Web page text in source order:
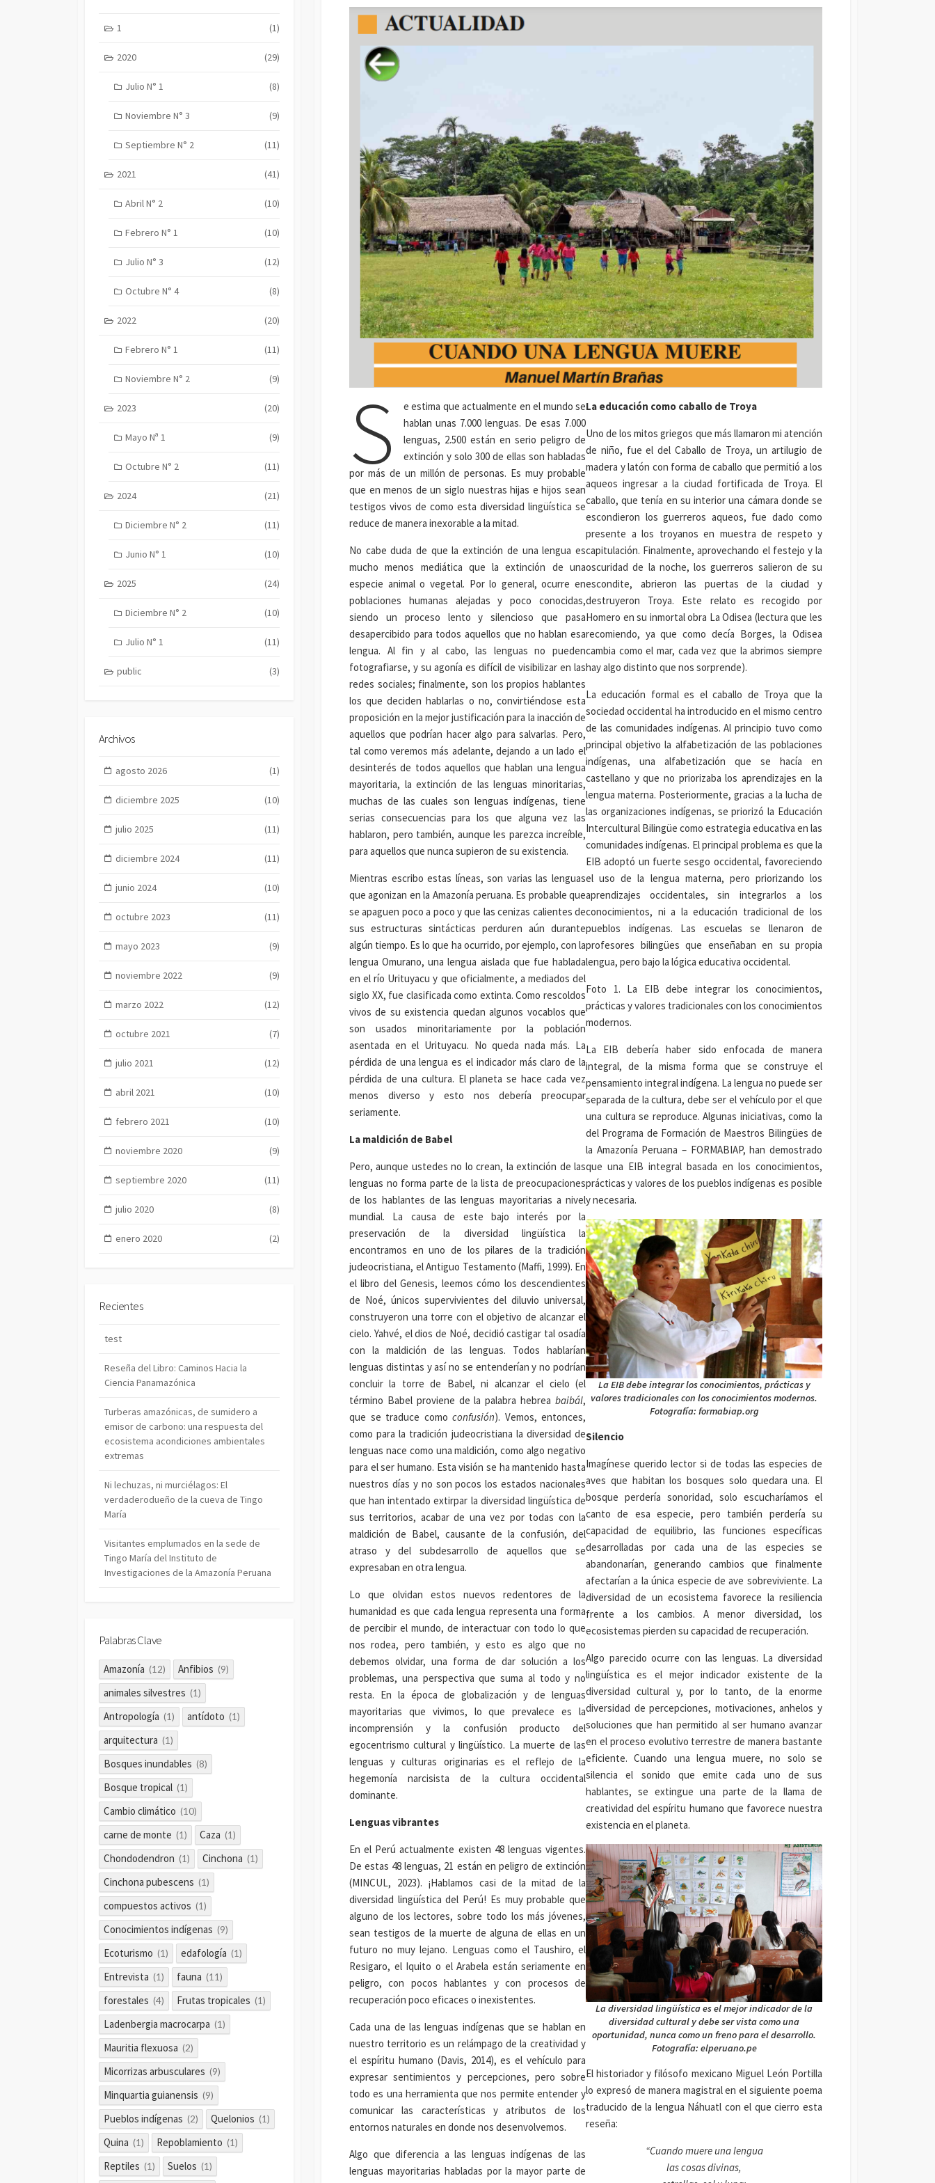
S
e estima que actualmente en el mundo se
hablan unas 7.000 lenguas. De esas 7.000
lenguas, 2.500 están en serio peligro de
extinción y solo 300 de ellas son habladas
por más de un millón de personas. Es muy probable
que en menos de un siglo nuestras hijas e hijos sean
testigos vivos de como esta diversidad lingüística se
reduce de manera inexorable a la mitad.
No cabe duda de que la extinción de una lengua es
mucho menos mediática que la extinción de una
especie animal o vegetal. Por lo general, ocurre en
poblaciones humanas alejadas y poco conocidas,
siendo un proceso lento y silencioso que pasa
desapercibido para todos aquellos que no hablan esa
lengua. Al fin y al cabo, las lenguas no pueden
fotografiarse, y su agonía es difícil de visibilizar en las
redes sociales; finalmente, son los propios hablantes
los que deciden hablarlas o no, convirtiéndose esta
proposición en la mejor justificación para la inacción de
aquellos que podrían hacer algo para salvarlas. Pero,
tal como veremos más adelante, dejando a un lado el
desinterés de todos aquellos que hablan una lengua
mayoritaria, la extinción de las lenguas minoritarias,
muchas de las cuales son lenguas indígenas, tiene
serias consecuencias para los que alguna vez las
hablaron, pero también, aunque les parezca increíble,
para aquellos que nunca supieron de su existencia.
Mientras escribo estas líneas, son varias las lenguas
que agonizan en la Amazonía peruana. Es probable que
se apaguen poco a poco y que las cenizas calientes de
sus estructuras sintácticas perduren aún durante
algún tiempo. Es lo que ha ocurrido, por ejemplo, con la
lengua Omurano, una lengua aislada que fue hablada
en el río Urituyacu y que oficialmente, a mediados del
siglo XX, fue clasificada como extinta. Como rescoldos
vivos de su existencia quedan algunos vocablos que
son usados minoritariamente por la población
asentada en el Urituyacu. No queda nada más. La
pérdida de una lengua es el indicador más claro de la
pérdida de una cultura. El planeta se hace cada vez
menos diverso y esto nos debería preocupar
seriamente.
La maldición de Babel
Pero, aunque ustedes no lo crean, la extinción de las
lenguas no forma parte de la lista de preocupaciones
de los hablantes de las lenguas mayoritarias a nivel
mundial. La causa de este bajo interés por la
preservación de la diversidad lingüística la
encontramos en uno de los pilares de la tradición
judeocristiana, el Antiguo Testamento (Maffi, 1999). En
el libro del Genesis, leemos cómo los descendientes
de Noé, únicos supervivientes del diluvio universal,
construyeron una torre con el objetivo de alcanzar el
cielo. Yahvé, el dios de Noé, decidió castigar tal osadía
con la maldición de las lenguas. Todos hablarían
lenguas distintas y así no se entenderían y no podrían
concluir la torre de Babel, ni alcanzar el cielo (el
término Babel proviene de la palabra hebrea baibál,
que se traduce como confusión). Vemos, entonces,
como para la tradición judeocristiana la diversidad de
lenguas nace como una maldición, como algo negativo
para el ser humano. Esta visión se ha mantenido hasta
nuestros días y no son pocos los estados nacionales
que han intentado extirpar la diversidad lingüística de
sus territorios, acabar de una vez por todas con la
maldición de Babel, causante de la confusión, del
atraso y del subdesarrollo de aquellos que se
expresaban en otra lengua.
Lo que olvidan estos nuevos redentores de la
humanidad es que cada lengua representa una forma
de percibir el mundo, de interactuar con todo lo que
nos rodea, pero también, y esto es algo que no
debemos olvidar, una forma de dar solución a los
problemas, una perspectiva que suma al todo y no
resta. En la época de globalización y de lenguas
mayoritarias que vivimos, lo que prevalece es la
incomprensión y la confusión producto del
egocentrismo cultural y lingüístico. La muerte de las
lenguas y culturas originarias es el reflejo de la
hegemonía narcisista de la cultura occidental
dominante.
Lenguas vibrantes
En el Perú actualmente existen 48 lenguas vigentes.
De estas 48 lenguas, 21 están en peligro de extinción
(MINCUL, 2023). ¡Hablamos casi de la mitad de la
diversidad lingüística del Perú! Es muy probable que
alguno de los lectores, sobre todo los más jóvenes,
sean testigos de la muerte de alguna de ellas en un
futuro no muy lejano. Lenguas como el Taushiro, el
Resigaro, el Iquito o el Arabela están seriamente en
peligro, con pocos hablantes y con procesos de
recuperación poco eficaces o inexistentes.
Cada una de las lenguas indígenas que se hablan en
nuestro territorio es un relámpago de la creatividad y
el espíritu humano (Davis, 2014), es el vehículo para
expresar sentimientos y percepciones, pero sobre
todo es una herramienta que nos permite entender y
comunicar las características y atributos de los
entornos naturales en donde nos desenvolvemos.
Algo que diferencia a las lenguas indígenas de las
lenguas mayoritarias habladas por la mayor parte de
La educación como caballo de Troya
Uno de los mitos griegos que más llamaron mi atención
de niño, fue el del Caballo de Troya, un artilugio de
madera y latón con forma de caballo que permitió a los
aqueos ingresar a la ciudad fortificada de Troya. El
caballo, que tenía en su interior una cámara donde se
escondieron los guerreros aqueos, fue dado como
presente a los troyanos en muestra de respeto y
capitulación. Finalmente, aprovechando el festejo y la
oscuridad de la noche, los guerreros salieron de su
escondite, abrieron las puertas de la ciudad y
destruyeron Troya. Este relato es recogido por
Homero en su inmortal obra La Odisea (lectura que les
recomiendo, ya que como decía Borges, la Odisea
cambia como el mar, cada vez que la abrimos siempre
hay algo distinto que nos sorprende).
La educación formal es el caballo de Troya que la
sociedad occidental ha introducido en el mismo centro
de las comunidades indígenas. Al principio tuvo como
principal objetivo la alfabetización de las poblaciones
indígenas, una alfabetización que se hacía en
castellano y que no priorizaba los aprendizajes en la
lengua materna. Posteriormente, gracias a la lucha de
las organizaciones indígenas, se priorizó la Educación
Intercultural Bilingüe como estrategia educativa en las
comunidades indígenas. El principal problema es que la
EIB adoptó un fuerte sesgo occidental, favoreciendo
el uso de la lengua materna, pero priorizando los
aprendizajes occidentales, sin integrarlos a los
conocimientos, ni a la educación tradicional de los
pueblos indígenas. Las escuelas se llenaron de
profesores bilingües que enseñaban en su propia
lengua, pero bajo la lógica educativa occidental.
Foto 1. La EIB debe integrar los conocimientos,
prácticas y valores tradicionales con los conocimientos
modernos.
La EIB debería haber sido enfocada de manera
integral, de la misma forma que se construye el
pensamiento integral indígena. La lengua no puede ser
separada de la cultura, debe ser el vehículo por el que
una cultura se reproduce. Algunas iniciativas, como la
del Programa de Formación de Maestros Bilingües de
la Amazonía Peruana – FORMABIAP, han demostrado
que una EIB integral basada en los conocimientos,
prácticas y valores de los pueblos indígenas es posible
y necesaria.
La EIB debe integrar los conocimientos, prácticas y
valores tradicionales con los conocimientos modernos.
Fotografía: formabiap.org
Silencio
Imagínese querido lector si de todas las especies de
aves que habitan los bosques solo quedara una. El
bosque perdería sonoridad, solo escucharíamos el
canto de esa especie, pero también perdería su
capacidad de equilibrio, las funciones específicas
desarrolladas por cada una de las especies se
abandonarían, generando cambios que finalmente
afectarían a la única especie de ave sobreviviente. La
diversidad de un ecosistema favorece la resiliencia
frente a los cambios. A menor diversidad, los
ecosistemas pierden su capacidad de recuperación.
Algo parecido ocurre con las lenguas. La diversidad
lingüística es el mejor indicador existente de la
diversidad cultural y, por lo tanto, de la enorme
diversidad de percepciones, motivaciones, anhelos y
soluciones que han permitido al ser humano avanzar
en el proceso evolutivo terrestre de manera bastante
eficiente. Cuando una lengua muere, no solo se
silencia el sonido que emite cada uno de sus
hablantes, se extingue una parte de la llama de
creatividad del espíritu humano que favorece nuestra
existencia en el planeta.
La diversidad lingüística es el mejor indicador de la
diversidad cultural y debe ser vista como una
oportunidad, nunca como un freno para el desarrollo.
Fotografía: elperuano.pe
El historiador y filósofo mexicano Miguel León Portilla
lo expresó de manera magistral en el siguiente poema
traducido de la lengua Náhuatl con el que cierro esta
reseña:
“Cuando muere una lengua
las cosas divinas,
1 (1)
2020 (29)
Julio N° 1 (8)
Noviembre N° 3 (9)
Septiembre N° 2 (11)
2021 (41)
Abril N° 2 (10)
Febrero N° 1 (10)
Julio N° 3 (12)
Octubre N° 4 (8)
2022 (20)
Febrero N° 1 (11)
Noviembre N° 2 (9)
2023 (20)
Mayo Nª 1 (9)
Octubre N° 2 (11)
2024 (21)
Diciembre N° 2 (11)
Junio N° 1 (10)
2025 (24)
Diciembre N° 2 (10)
Julio N° 1 (11)
public (3)
Archivos
agosto 2026 (1)
diciembre 2025 (10)
julio 2025 (11)
diciembre 2024 (11)
junio 2024 (10)
octubre 2023 (11)
mayo 2023 (9)
noviembre 2022 (9)
marzo 2022 (12)
octubre 2021 (7)
julio 2021 (12)
abril 2021 (10)
febrero 2021 (10)
noviembre 2020 (9)
septiembre 2020 (11)
julio 2020 (8)
enero 2020 (2)
Recientes
test
Reseña del Libro: Caminos Hacia la
Ciencia Panamazónica
Turberas amazónicas, de sumidero a
emisor de carbono: una respuesta del
ecosistema acondiciones ambientales
extremas
Ni lechuzas, ni murciélagos: El
verdaderodueño de la cueva de Tingo
María
Visitantes emplumados en la sede de
Tingo María del Instituto de
Investigaciones de la Amazonía Peruana
Palabras Clave
Amazonía (12) Anfibios (9)
animales silvestres (1)
Antropología (1) antídoto (1)
arquitectura (1)
Bosques inundables (8)
Bosque tropical (1)
Cambio climático (10)
carne de monte (1) Caza (1)
Chondodendron (1) Cinchona (1)
Cinchona pubescens (1)
compuestos activos (1)
Conocimientos indígenas (9)
Ecoturismo (1) edafología (1)
Entrevista (1) fauna (11)
forestales (4) Frutas tropicales (1)
Ladenbergia macrocarpa (1)
Mauritia flexuosa (2)
Micorrizas arbusculares (9)
Minquartia guianensis (9)
Pueblos indígenas (2) Quelonios (1)
Quina (1) Repoblamiento (1)
Reptiles (1) Suelos (1)